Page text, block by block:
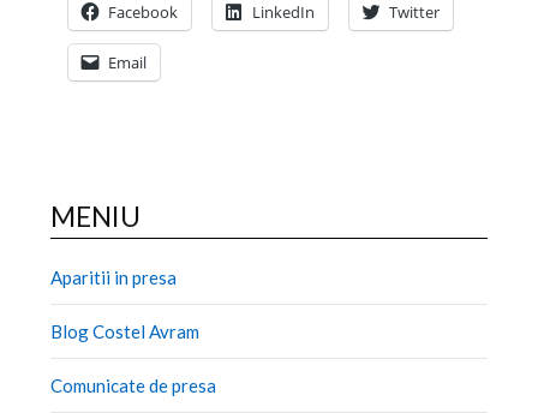
Facebook LinkedIn Twitter
Email
MENIU
Aparitii in presa
Blog Costel Avram
Comunicate de presa